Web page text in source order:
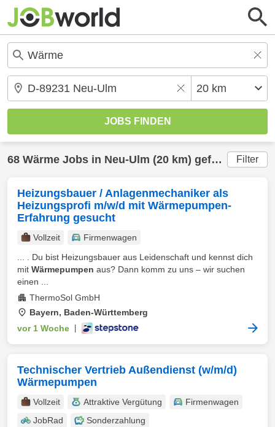
68 Wärme Jobs in Neu-Ulm (20 km) gefunden Filter
Heizungsbauer / Anlagenmechaniker als
Heizungsprofi m/w/d mit Wärmepumpen-
Erfahrung gesucht
Vollzeit
Firmenwagen
... . Du bist Heizungsbauer aus Leidenschaft und kennst dich
mit Wärmepumpen aus? Dann komm zu uns – wir suchen
einen ...
ThermoSol GmbH
Bayern, Baden-Württemberg
vor 1 Woche
Technischer Vertrieb Außendienst (w/m/d)
Wärmepumpen
Vollzeit Attraktive Vergütung
Firmenwagen
JobRad
Sonderzahlung